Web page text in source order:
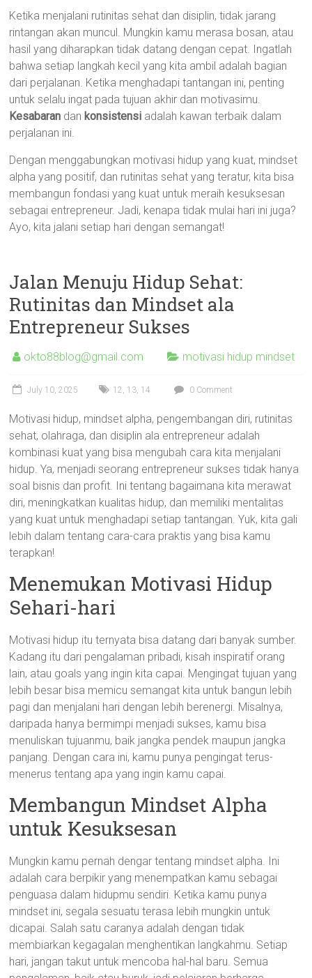
Ketika menjalani rutinitas sehat dan disiplin, tidak jarang
rintangan akan muncul. Mungkin kamu merasa bosan, atau
hasil yang diharapkan tidak datang dengan cepat. Ingatlah
bahwa setiap langkah kecil yang kita ambil adalah bagian
dari perjalanan. Ketika menghadapi tantangan ini, penting
untuk selalu ingat pada tujuan akhir dan motivasimu.
Kesabaran dan konsistensi adalah kawan terbaik dalam
perjalanan ini.
Dengan menggabungkan motivasi hidup yang kuat, mindset
alpha yang positif, dan rutinitas sehat yang teratur, kita bisa
membangun fondasi yang kuat untuk meraih kesuksesan
sebagai entrepreneur. Jadi, kenapa tidak mulai hari ini juga?
Ayo, kita jalani setiap hari dengan semangat!
Jalan Menuju Hidup Sehat:
Rutinitas dan Mindset ala
Entrepreneur Sukses
okto88blog@gmail.com motivasi hidup mindset
July 10, 2025 12 , 13, 14 0 Comment
Motivasi hidup, mindset alpha, pengembangan diri, rutinitas
sehat, olahraga, dan disiplin ala entrepreneur adalah
kombinasi kuat yang bisa mengubah cara kita menjalani
hidup. Ya, menjadi seorang entrepreneur sukses tidak hanya
soal bisnis dan profit. Ini tentang bagaimana kita merawat
diri, meningkatkan kualitas hidup, dan memiliki mentalitas
yang kuat untuk menghadapi setiap tantangan. Yuk, kita gali
lebih dalam tentang cara-cara praktis yang bisa kamu
terapkan!
Menemukan Motivasi Hidup
Sehari-hari
Motivasi hidup itu ternyata bisa datang dari banyak sumber.
Kadang itu dari pengalaman pribadi, kisah inspiratif orang
lain, atau goals yang ingin kita capai. Mengingat tujuan yang
lebih besar bisa memicu semangat kita untuk bangun lebih
pagi dan menjalani hari dengan lebih berenergi. Misalnya,
daripada hanya bermimpi menjadi sukses, kamu bisa
menuliskan tujuanmu, baik jangka pendek maupun jangka
panjang. Dengan cara ini, kamu punya pengingat terus-
menerus tentang apa yang ingin kamu capai.
Membangun Mindset Alpha
untuk Kesuksesan
Mungkin kamu pernah dengar tentang mindset alpha. Ini
adalah cara berpikir yang menempatkan kamu sebagai
penguasa dalam hidupmu sendiri. Ketika kamu punya
mindset ini, segala sesuatu terasa lebih mungkin untuk
dicapai. Salah satu caranya adalah dengan tidak
membiarkan kegagalan menghentikan langkahmu. Setiap
hari, jangan takut untuk mencoba hal-hal baru. Semua